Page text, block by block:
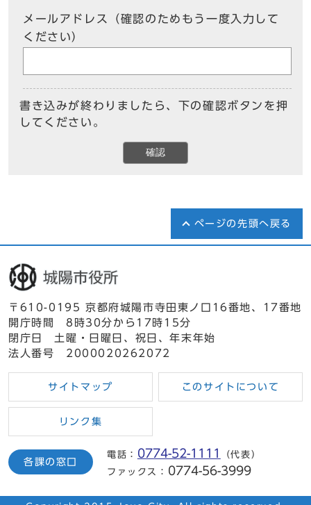
メールアドレス（確認のためもう一度入力して
ください）
書き込みが終わりましたら、下の確認ボタンを押
してください。
確認
ページの先頭へ戻る
〒610-0195 京都府城陽市寺田東ノ口16番地、17番地
開庁時間 8時30分から17時15分
閉庁日 土曜・日曜日、祝日、年末年始
法人番号 2000020262072
サイトマップ このサイトについて
リンク集
各課の窓口
電話： 0774-52-1111
（代表）
ファックス：
0774-56-3999